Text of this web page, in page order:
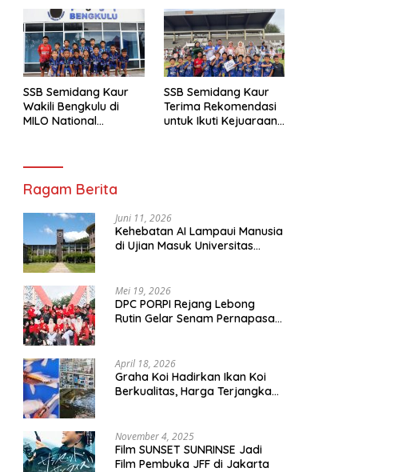
SSB Semidang Kaur
Wakili Bengkulu di
MILO National
SSB Semidang Kaur
Terima Rekomendasi
untuk Ikuti Kejuaraan
Ragam Berita
Juni 11, 2026
Kehebatan AI Lampaui Manusia
di Ujian Masuk Universitas
Mei 19, 2026
DPC PORPI Rejang Lebong
Rutin Gelar Senam Pernapasan
April 18, 2026
Graha Koi Hadirkan Ikan Koi
Berkualitas, Harga Terjangkau
November 4, 2025
Film SUNSET SUNRINSE Jadi
Film Pembuka JFF di Jakarta